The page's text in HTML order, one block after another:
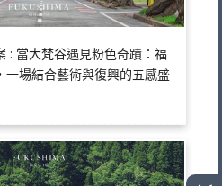
: 當大梵谷遇見粉色奇蹟：福
一場結合藝術與復興的五感盛